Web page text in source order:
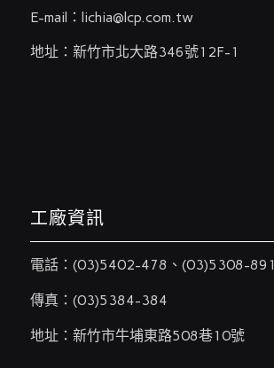
E-mail： lichia@lcp.com.tw
地址：新竹市北大路346號12F-1
工廠資訊
電話： (03)5402-478 、 (03)5308-891
傳真：(03)5384-384
地址：新竹市牛埔東路508巷10號